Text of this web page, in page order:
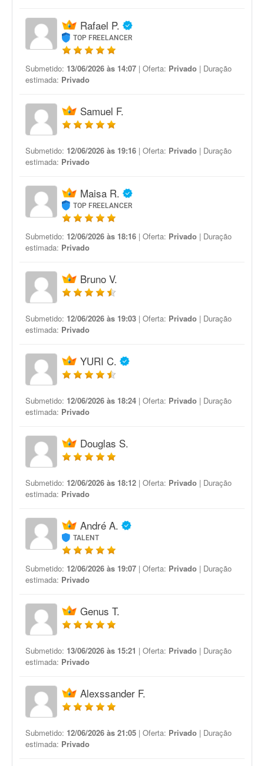
Rafael P.
TOP FREELANCER
Submetido: 13/06/2026 às 14:07 | Oferta: Privado | Duração
estimada: Privado
Samuel F.
Submetido: 12/06/2026 às 19:16 | Oferta: Privado | Duração
estimada: Privado
Maisa R.
TOP FREELANCER
Submetido: 12/06/2026 às 18:16 | Oferta: Privado | Duração
estimada: Privado
Bruno V.
Submetido: 12/06/2026 às 19:03 | Oferta: Privado | Duração
estimada: Privado
YURI C.
Submetido: 12/06/2026 às 18:24 | Oferta: Privado | Duração
estimada: Privado
Douglas S.
Submetido: 12/06/2026 às 18:12 | Oferta: Privado | Duração
estimada: Privado
André A.
TALENT
Submetido: 12/06/2026 às 19:07 | Oferta: Privado | Duração
estimada: Privado
Genus T.
Submetido: 13/06/2026 às 15:21 | Oferta: Privado | Duração
estimada: Privado
Alexssander F.
Submetido: 12/06/2026 às 21:05 | Oferta: Privado | Duração
estimada: Privado